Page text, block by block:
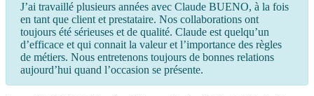
J’ai travaillé plusieurs années avec Claude BUENO, à la fois
en tant que client et prestataire. Nos collaborations ont
toujours été sérieuses et de qualité. Claude est quelqu’un
d’efficace et qui connait la valeur et l’importance des règles
de métiers. Nous entretenons toujours de bonnes relations
aujourd’hui quand l’occasion se présente.